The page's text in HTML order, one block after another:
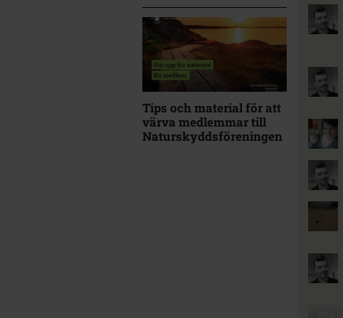
Tips och material för att
värva medlemmar till
Naturskyddsföreningen